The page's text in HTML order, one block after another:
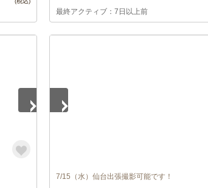
最終アクティブ：7日以上前
7/15（水）仙台出張撮影可能です！